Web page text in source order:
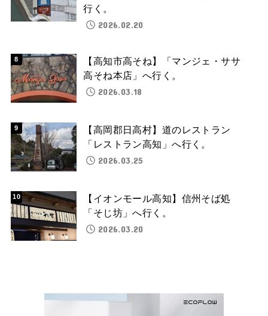
行く。
2026.02.20
【高知市高そね】「マンジェ・ササ
高そね本店」へ行く。
2026.03.18
【高岡郡日高村】道のレストラン
「レストラン高知」へ行く。
2026.03.25
【イオンモール高知】信州そば処
「そじ坊」へ行く。
2026.03.20